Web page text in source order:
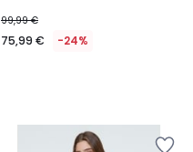
99,99 €
75,99 € -24%